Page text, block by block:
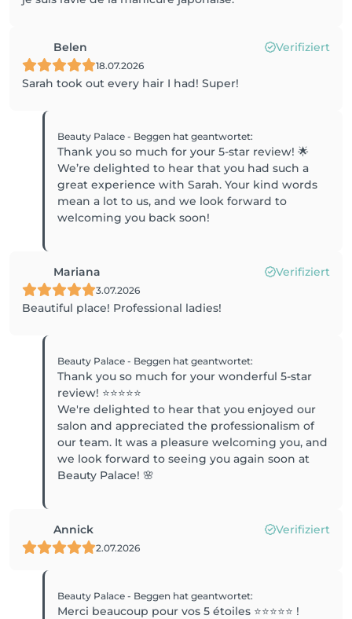
Belen Verifiziert
18.07.2026
Sarah took out every hair I had! Super!
Beauty Palace - Beggen hat geantwortet:
Thank you so much for your 5-star review! 🌟
We’re delighted to hear that you had such a
great experience with Sarah. Your kind words
mean a lot to us, and we look forward to
welcoming you back soon!
Mariana Verifiziert
3.07.2026
Beautiful place! Professional ladies!
Beauty Palace - Beggen hat geantwortet:
Thank you so much for your wonderful 5-star
review! ⭐⭐⭐⭐⭐
We're delighted to hear that you enjoyed our
salon and appreciated the professionalism of
our team. It was a pleasure welcoming you, and
we look forward to seeing you again soon at
Beauty Palace! 🌸
Annick Verifiziert
2.07.2026
Beauty Palace - Beggen hat geantwortet:
Merci beaucoup pour vos 5 étoiles ⭐️⭐️⭐️⭐️⭐️ !